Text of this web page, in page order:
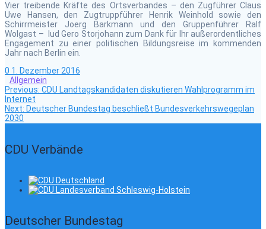
Vier treibende Kräfte des Ortsverbandes – den Zugführer Claus
Uwe Hansen, den Zugtruppführer Henrik Weinhold sowie den
Schirrmeister Joerg Barkmann und den Gruppenführer Ralf
Wolgast – lud Gero Storjohann zum Dank für Ihr außerordentliches
Engagement zu einer politischen Bildungsreise im kommenden
Jahr nach Berlin ein.
0 1. Dezember 2016
Allgemein
Beitragsnavigation
Previous: Previous
CDU Landtagskandidaten diskutieren Wahlprogramm im
Internet
Next: Next
Deutscher Bundestag beschließt Bundesverkehrswegeplan
2030
CDU Verbände
Deutscher Bundestag